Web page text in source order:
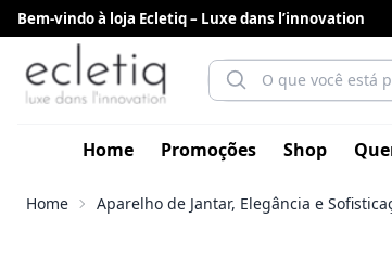
Bem-vindo à loja Ecletiq – Luxe dans l’innovation
Home Promoções Shop
Home Aparelho de Jantar, Elegância e